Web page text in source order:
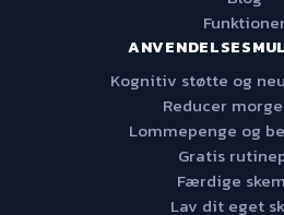
Kognitiv støtte og
Reducer
Lommepenge og
Gratis
Færdige
Lav dit eget